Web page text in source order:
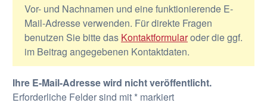
Vor- und Nachnamen und eine funktionierende E-
Mail-Adresse verwenden. Für direkte Fragen
benutzen Sie bitte das Kontaktformularoder die ggf.
im Beitrag angegebenen Kontaktdaten.
Ihre E-Mail-Adresse wird nicht veröffentlicht.
Erforderliche Felder sind mit *markiert